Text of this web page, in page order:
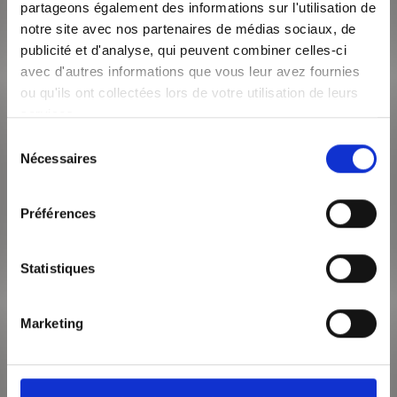
partageons également des informations sur l'utilisation de
notre site avec nos partenaires de médias sociaux, de
publicité et d'analyse, qui peuvent combiner celles-ci
avec d'autres informations que vous leur avez fournies
ou qu'ils ont collectées lors de votre utilisation de leurs
services.
Nécessaires
Préférences
Statistiques
Marketing
CALUIRE ET CUIRE 69300
Surface de 81 m²
Appartement 3 pièces
/mois CC
A DEUX PAS DE LA MAIRIE ET DES TRANSPORTS EN COMMUN